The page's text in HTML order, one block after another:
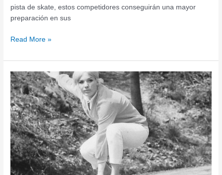
pista de skate, estos competidores conseguirán una mayor
preparación en sus
Read More »
The
best
female
skaters
of
2021